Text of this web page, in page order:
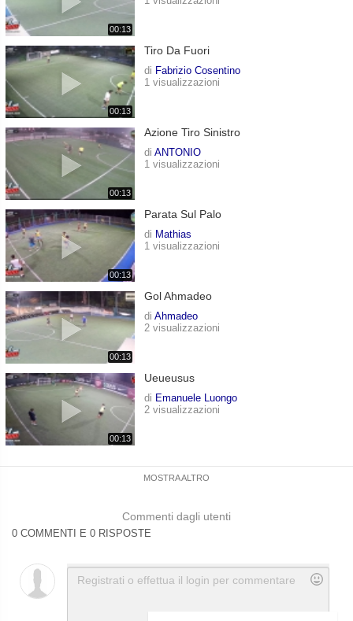
00:13
00:13
Tiro Da Fuori
di Fabrizio Cosentino
1 visualizzazioni
00:13
Azione Tiro Sinistro
di ANTONIO
1 visualizzazioni
00:13
Parata Sul Palo
di Mathias
1 visualizzazioni
00:13
Gol Ahmadeo
di Ahmadeo
2 visualizzazioni
00:13
Ueueusus
di Emanuele Luongo
2 visualizzazioni
MOSTRA ALTRO
Commenti dagli utenti
0 COMMENTI E 0 RISPOSTE